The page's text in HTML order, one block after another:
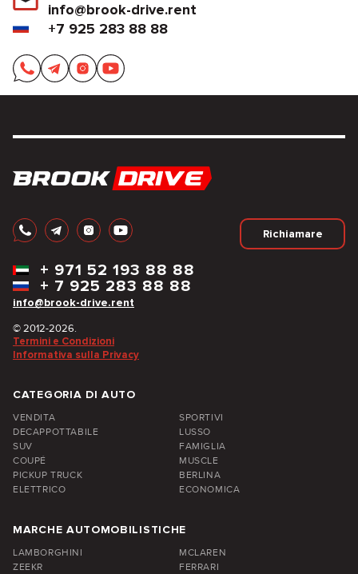
info@brook-drive.rent
+7 925 283 88 88
Richiamare
info@brook-drive.rent
+ 7 925 283 88 88
+ 971 52 193 88 88
© 2012-2026.
Termini e Condizioni
Informativa sulla Privacy
CATEGORIA DI AUTO
VENDITA
SPORTIVI
DECAPPOTTABILE
LUSSO
SUV
FAMIGLIA
COUPÉ
MUSCLE
PICKUP TRUCK
BERLINA
ELETTRICO
ECONOMICA
MARCHE AUTOMOBILISTICHE
LAMBORGHINI
MCLAREN
ZEEKR
FERRARI